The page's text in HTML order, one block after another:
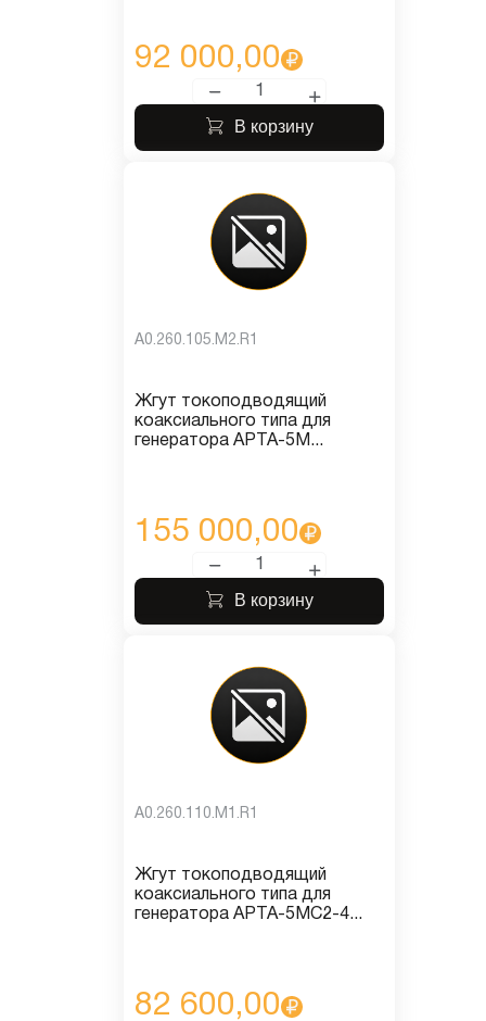
92 000,00
В корзину
A0.260.105.M2.R1
Жгут токоподводящий
коаксиального типа для
генератора АРТА-5М...
155 000,00
В корзину
A0.260.110.M1.R1
Жгут токоподводящий
коаксиального типа для
генератора АРТА-5МС2-4...
82 600,00